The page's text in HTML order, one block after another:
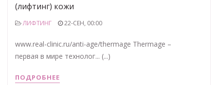
(лифтинг) кожи
ЛИФТИНГ 22-СЕН, 00:00
www.real-clinic.ru/anti-age/thermage Thermage –
первая в мире технолог... (...)
ПОДРОБНЕЕ